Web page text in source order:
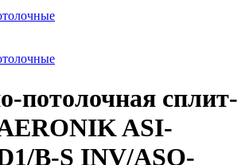
потолочная сплит-
ASI-
B-S INV/ASO-